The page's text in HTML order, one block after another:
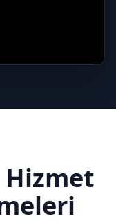
Hizmet